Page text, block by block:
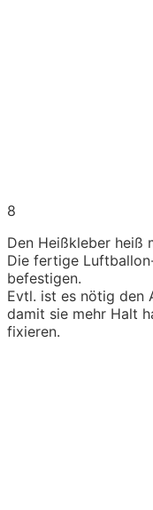
8
Den Heißkleber heiß
Die fertige
befestigen.
Evtl. ist es nötig den
damit sie mehr Halt
fixieren.